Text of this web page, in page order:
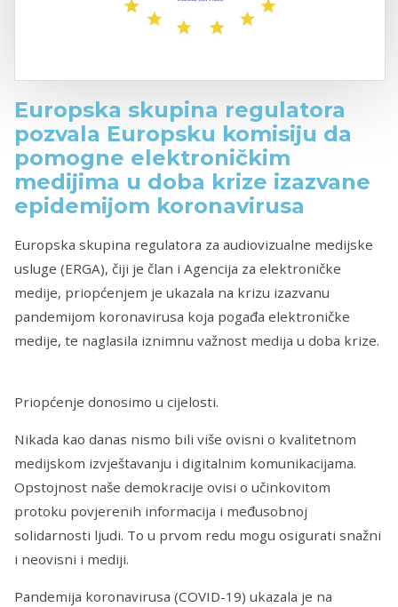
Europska skupina regulatora
pozvala Europsku komisiju da
pomogne elektroničkim
medijima u doba krize izazvane
epidemijom koronavirusa
Europska skupina regulatora za audiovizualne medijske
usluge (ERGA), čiji je član i Agencija za elektroničke
medije, priopćenjem je ukazala na krizu izazvanu
pandemijom koronavirusa koja pogađa elektroničke
medije, te naglasila iznimnu važnost medija u doba krize.
Priopćenje donosimo u cijelosti.
Nikada kao danas nismo bili više ovisni o kvalitetnom
medijskom izvještavanju i digitalnim komunikacijama.
Opstojnost naše demokracije ovisi o učinkovitom
protoku povjerenih informacija i međusobnoj
solidarnosti ljudi. To u prvom redu mogu osigurati snažni
i neovisni i mediji.
Pandemija koronavirusa (COVID-19) ukazala je na